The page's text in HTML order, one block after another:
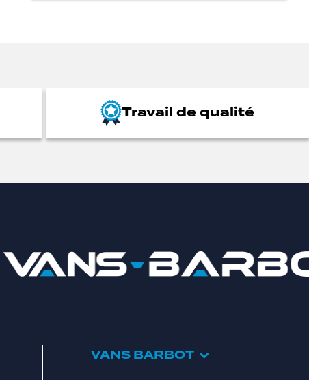
Travail de qualité
VANS BARBOT